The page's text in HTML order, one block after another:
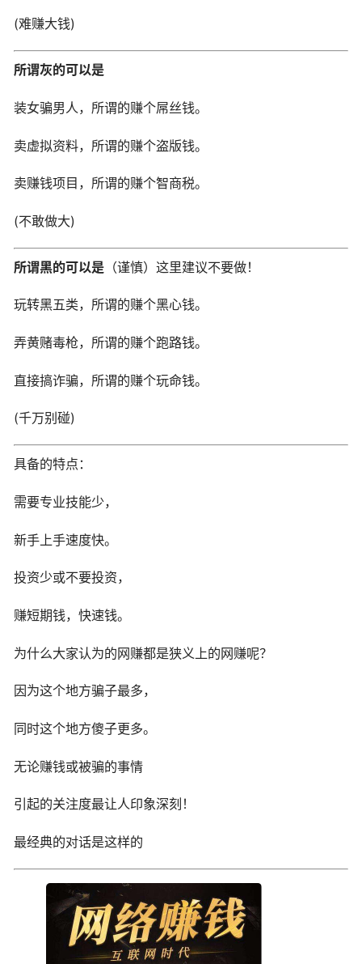
(难赚大钱)
所谓灰的可以是
装女骗男人，所谓的赚个屌丝钱。
卖虚拟资料，所谓的赚个盗版钱。
卖赚钱项目，所谓的赚个智商税。
(不敢做大)
所谓黑的可以是 （谨慎）这里建议不要做！
玩转黑五类，所谓的赚个黑心钱。
弄黄赌毒枪，所谓的赚个跑路钱。
直接搞诈骗，所谓的赚个玩命钱。
(千万别碰)
具备的特点：
需要专业技能少，
新手上手速度快。
投资少或不要投资，
赚短期钱，快速钱。
为什么大家认为的网赚都是狭义上的网赚呢？
因为这个地方骗子最多，
同时这个地方傻子更多。
无论赚钱或被骗的事情
引起的关注度最让人印象深刻！
最经典的对话是这样的